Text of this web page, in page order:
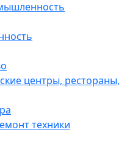
центры, рестораны,
техники